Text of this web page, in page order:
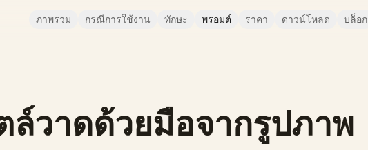
ภาพรวม กรณีการใช้งาน ทักษะ พรอมต์ ราคา ดาวน์โหลด บล็อก
วาดด้วยมือจากรูปภาพ